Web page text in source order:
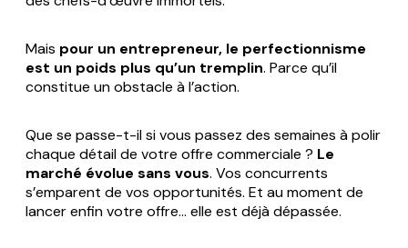
Mais pour un entrepreneur, le perfectionnisme
est un poids plus qu’un tremplin. Parce qu’il
constitue un obstacle à l’action.
Que se passe-t-il si vous passez des semaines à polir
chaque détail de votre offre commerciale ? Le
marché évolue sans vous. Vos concurrents
s’emparent de vos opportunités. Et au moment de
lancer enfin votre offre… elle est déjà dépassée.